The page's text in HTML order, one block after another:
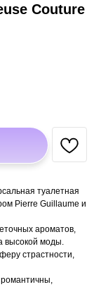
Couture
туалетная
Pierre Guillaume и
ароматов,
высокой моды.
страстности,